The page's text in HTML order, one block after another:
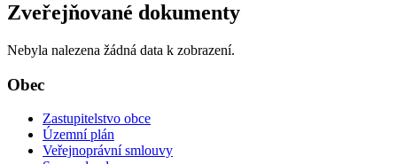
Zveřejňované dokumenty
Nebyla nalezena žádná data k zobrazení.
Obec
Zastupitelstvo obce
Územní plán
Veřejnoprávní smlouvy